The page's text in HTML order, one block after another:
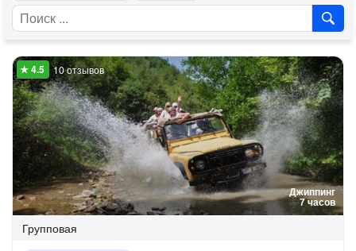
Джиппинг
7 часов
10 отзывов
Групповая